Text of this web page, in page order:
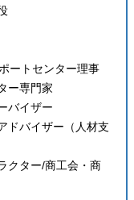
ートセンター理事
ー専門家
バイザー
ドバイザー（人材支
クター/商工会・商